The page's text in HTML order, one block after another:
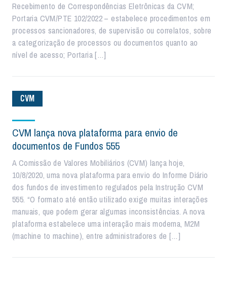
Recebimento de Correspondências Eletrônicas da CVM;
Portaria CVM/PTE 102/2022 – estabelece procedimentos em
processos sancionadores, de supervisão ou correlatos, sobre
a categorização de processos ou documentos quanto ao
nível de acesso; Portaria […]
CVM
CVM lança nova plataforma para envio de
documentos de Fundos 555
A Comissão de Valores Mobiliários (CVM) lança hoje,
10/8/2020, uma nova plataforma para envio do Informe Diário
dos fundos de investimento regulados pela Instrução CVM
555. “O formato até então utilizado exige muitas interações
manuais, que podem gerar algumas inconsistências. A nova
plataforma estabelece uma interação mais moderna, M2M
(machine to machine), entre administradores de […]